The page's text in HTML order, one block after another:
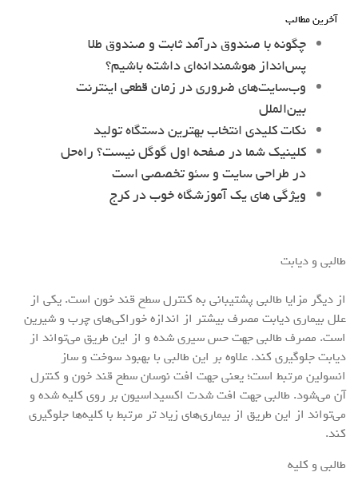
آخرین مطالب
چگونه با صندوق درآمد ثابت و صندوق طلا
پس‌انداز هوشمندانه‌ای داشته باشیم؟
وب‌سایت‌های ضروری در زمان قطعی اینترنت
بین‌الملل
نکات کلیدی انتخاب بهترین دستگاه تولید
کلینیک شما در صفحه اول گوگل نیست؟ راه‌حل
در طراحی سایت و سئو تخصصی است
ویژگی های یک آموزشگاه خوب در کرج
طالبی و دیابت
از دیگر مزایا طالبی پشتیبانی به کنترل سطح قند خون است. یکی از
علل بیماری دیابت مصرف بیشتر از اندازه خوراکی‌های چرب و شیرین
است. مصرف طالبی جهت حس سیری شده و از این طریق می‌تواند از
دیابت جلوگیری کند. علاوه بر این طالبی با بهبود سوخت و ساز
انسولین مرتبط است؛ یعنی جهت افت نوسان سطح قند خون و کنترل
آن می‌شود. طالبی جهت افت شدت اکسیداسیون بر روی کلیه شده و
می‌تواند از این طریق از بیماری‌های زیاد تر مرتبط با کلیه‌ها جلوگیری
کند.
طالبی و کلیه